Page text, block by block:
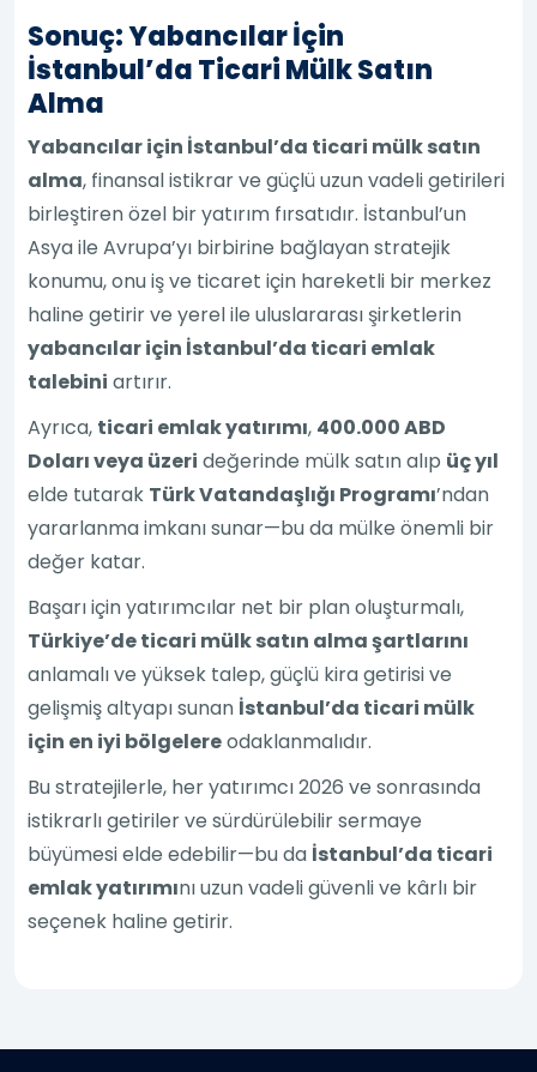
Sonuç: Yabancılar İçin
İstanbul’da Ticari Mülk Satın
Alma
Yabancılar için İstanbul’da ticari mülk satın
alma, finansal istikrar ve güçlü uzun vadeli getirileri
birleştiren özel bir yatırım fırsatıdır. İstanbul’un
Asya ile Avrupa’yı birbirine bağlayan stratejik
konumu, onu iş ve ticaret için hareketli bir merkez
haline getirir ve yerel ile uluslararası şirketlerin
yabancılar için İstanbul’da ticari emlak
talebini artırır.
Ayrıca, ticari emlak yatırımı, 400.000 ABD
Doları veya üzeri değerinde mülk satın alıp üç yıl
elde tutarak Türk Vatandaşlığı Programı’ndan
yararlanma imkanı sunar—bu da mülke önemli bir
değer katar.
Başarı için yatırımcılar net bir plan oluşturmalı,
Türkiye’de ticari mülk satın alma şartlarını
anlamalı ve yüksek talep, güçlü kira getirisi ve
gelişmiş altyapı sunan İstanbul’da ticari mülk
için en iyi bölgelereodaklanmalıdır.
Bu stratejilerle, her yatırımcı 2026 ve sonrasında
istikrarlı getiriler ve sürdürülebilir sermaye
büyümesi elde edebilir—bu da İstanbul’da ticari
emlak yatırımını uzun vadeli güvenli ve kârlı bir
seçenek haline getirir.